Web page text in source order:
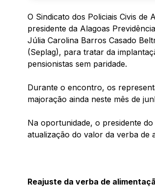
O Sindicato dos Policiais Civis
presidente da Alagoas
Júlia Carolina Barros Casado
(Seplag), para tratar da
pensionistas sem paridade.
Durante o encontro, os
majoração ainda neste mês de
Na oportunidade, o presidente
atualização do valor da verba de
Reajuste da verba de